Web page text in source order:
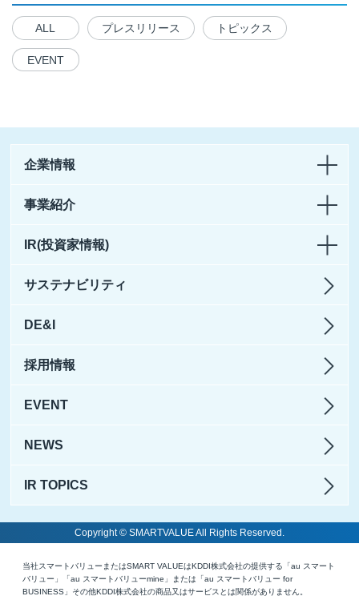
ALL プレスリリース トピックス
EVENT
企業情報
事業紹介
IR(投資家情報)
サステナビリティ
DE&I
採用情報
EVENT
NEWS
IR TOPICS
Copyright © SMARTVALUE All Rights Reserved.
当社スマートバリューまたはSMART VALUEはKDDI株式会社の提供する「au スマート
バリュー」「au スマートバリューmine」または「au スマートバリュー for
BUSINESS」その他KDDI株式会社の商品又はサービスとは関係がありません。